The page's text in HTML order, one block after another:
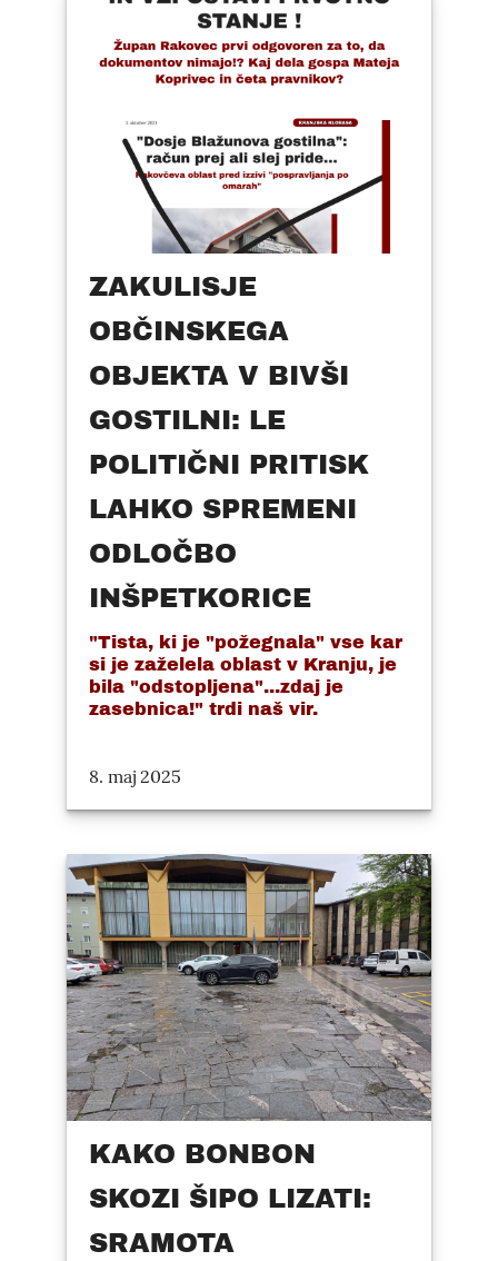
ZAKULISJE
OBČINSKEGA
OBJEKTA V BIVŠI
GOSTILNI: LE
POLITIČNI PRITISK
LAHKO SPREMENI
ODLOČBO
INŠPETKORICE
"Tista, ki je "požegnala" vse kar
si je zaželela oblast v Kranju, je
bila "odstopljena"...zdaj je
zasebnica!" trdi naš vir.
8. maj 2025
KAKO BONBON
SKOZI ŠIPO LIZATI:
SRAMOTA